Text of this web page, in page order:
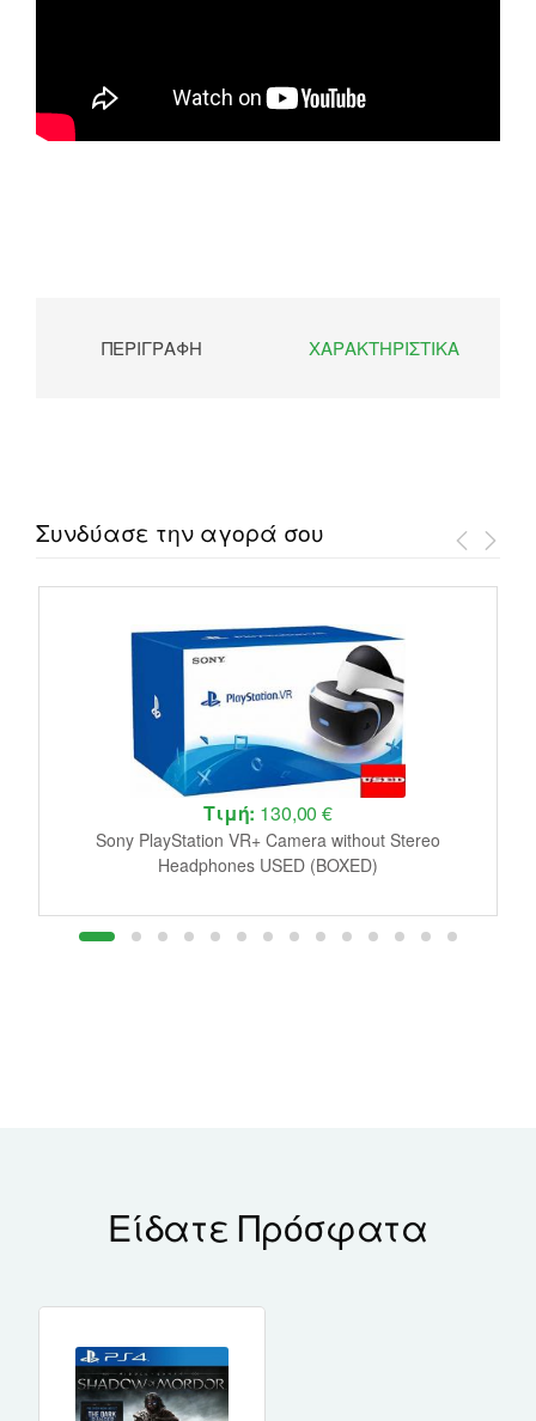
ΠΕΡΙΓΡΑΦΉ ΧΑΡΑΚΤΗΡΙΣΤΙΚΆ
Συνδύασε την αγορά σου
Τιμή: 130,00 €
Sony PlayStation VR+ Camera without Stereo
Headphones USED (BOXED)
Είδατε Πρόσφατα